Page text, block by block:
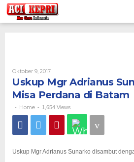
Lewati
ke
konten
Oktober 9, 2017Oleh
Uskup Mgr Adrianus
Misa Perdana di Batam
- Home - 1,654 Views
Uskup Mgr Adrianus Sunarko disambut